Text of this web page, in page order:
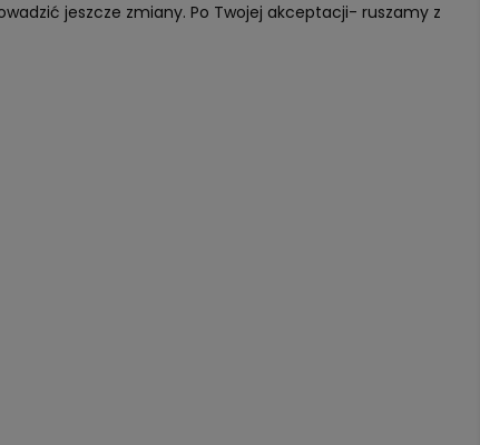
jeszcze zmiany. Po Twojej akceptacji- ruszamy z